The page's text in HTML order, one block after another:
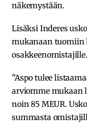
näkemystään.
Lisäksi Inderes
mukanaan tuomiin
osakkeenomistajille.
”Aspo tulee
arviomme mukaan
noin 85 MEUR.
summasta